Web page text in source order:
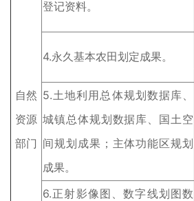
自然
资源
部门
登记资料。
4.永久基本农田划定成果。
5.土地利用总体规划数据库、
城镇总体规划数据库、国土空
间规划成果；主体功能区规划
成果。
6.正射影像图、数字线划图数